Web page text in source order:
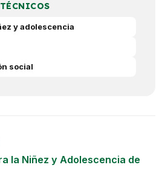
y adolescencia
social
la Niñez y Adolescencia de